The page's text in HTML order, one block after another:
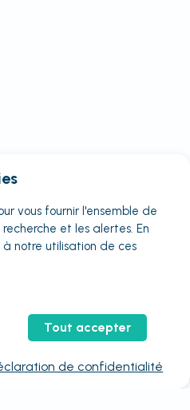
vous fournir l'ensemble de
et les alertes. En
notre utilisation de ces
Tout accepter
de confidentialité